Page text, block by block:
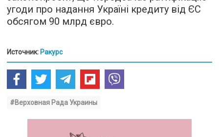
угоди про надання Україні кредиту від ЄС
обсягом 90 млрд євро.
Источник: Ракурс
#Верховная Рада Украины